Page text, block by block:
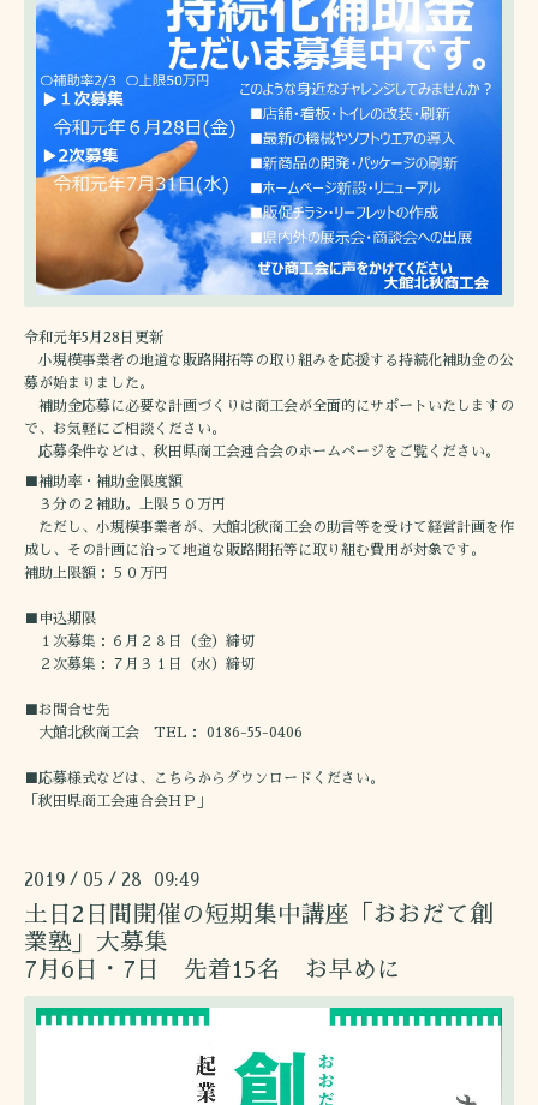
令和元年5月28日更新
小規模事業者の地道な販路開拓等の取り組みを応援する持続化補助金の公
募が始まりました。
補助金応募に必要な計画づくりは商工会が全面的にサポートいたしますの
で、お気軽にご相談ください。
応募条件などは、秋田県商工会連合会のホームページをご覧ください。
■補助率・補助金限度額
３分の２補助。上限５０万円
ただし、小規模事業者が、大館北秋商工会の助言等を受けて経営計画を作
成し、その計画に沿って地道な販路開拓等に取り組む費用が対象です。
補助上限額：５０万円
■申込期限
１次募集：６月２８日（金）締切
２次募集：７月３１日（水）締切
■お問合せ先
大館北秋商工会 TEL： 0186-55-0406
■応募様式などは、こちらからダウンロードください。
「秋田県商工会連合会ＨＰ」
2019 / 05 / 28 09:49
土日2日間開催の短期集中講座「おおだて創
業塾」大募集
7月6日・7日 先着15名 お早めに